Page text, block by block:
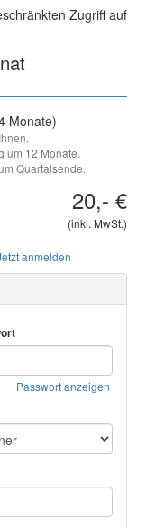
Zugriff auf
Monate)
um 12 Monate.
Quartalsende.
20,- €
(inkl. MwSt.)
anmelden
Passwort anzeigen